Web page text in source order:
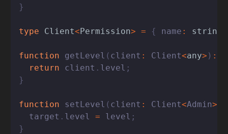
}
type Client<Permission> = { name : string
function getLevel ( client : Client<any> ) :
return client . level ;
}
function setLevel ( client : Client<Admin>
  target
. level = level ;
}